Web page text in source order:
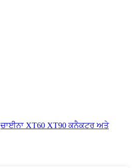
ਚਾਈਨਾ XT60 XT90 ਕਨੈਕਟਰ ਅਤੇ